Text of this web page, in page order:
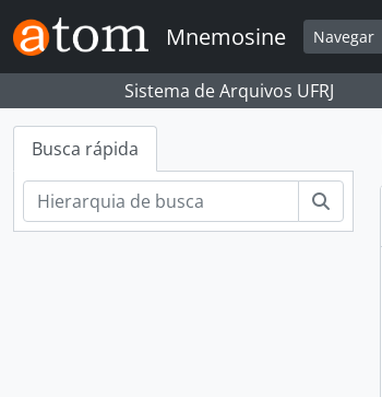
Skip to main content
Mnemosine Navegar
Sistema de Arquivos UFRJ
Busca rápida